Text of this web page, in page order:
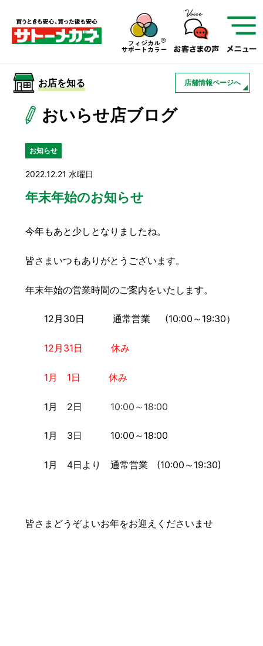
サトーメガネを知る
サトーメガネについて
01 サトーメガネの遠近
検査・フィッティング
アフターサービス
お店を知る
サービスを知る
お店を知る 店舗情報ページへ
おいらせ店ブログ
お知らせ
2022.12.21 水曜日
年末年始のお知らせ
今年もあと少しとなりましたね。
皆さまいつもありがとうございます。
年末年始の営業時間のご案内をいたします。
12月30日 通常営業 (10:00～19:30）
12月31日 休み
1月 1日 休み
1月 2日 10:00～18:00
1月 3日 10:00～18:00
1月 4日より 通常営業 (10:00～19:30)
皆さまどうぞよいお年をお迎えくださいませ